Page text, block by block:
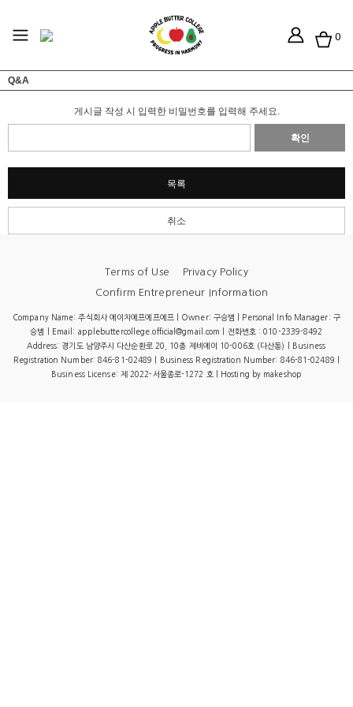
0
Q&A
게시글 작성 시 입력한 비밀번호를 입력해 주세요.
확인
목록
취소
Terms of Use
Privacy Policy
Confirm Entrepreneur Information
Company Name: 주식회사 에이치에프에프에프 | Owner: 구승범 | Personal Info Manager: 구
승범 | Email: applebuttercollege.official@gmail.com | 전화번호 : 010-2339-8492
Address: 경기도 남양주시 다산순환로 20, 10층 제비에이 10-006호 (다산동) | Business
Registration Number: 846-81-02489 | Business Registration Number: 846-81-02489
Business License: 제 2022-서울종로-1272 호 | Hosting by makeshop